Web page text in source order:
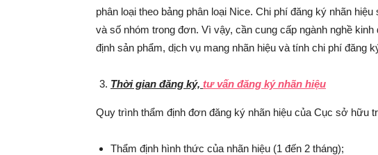
phân loại theo bảng phân loại Nice. Chi phí đăng ký nhãn
và số nhóm trong đơn. Vì vậy, cần cung cấp ngành nghề
định sản phẩm, dịch vụ mang nhãn hiệu và tính chi phí đăng
Thời gian đăng ký, tư vấn đăng ký nhãn hiệu
Quy trình thẩm định đơn đăng ký nhãn hiệu của Cục sở hữu
Thẩm định hình thức của nhãn hiệu (1 đến 2 tháng);